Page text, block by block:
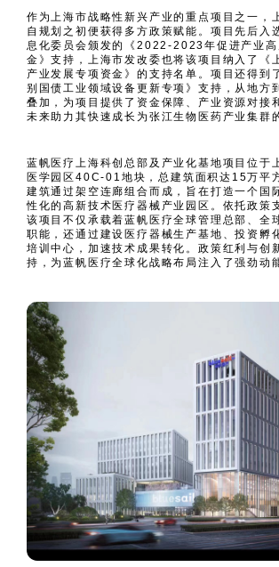
作为上海市战略性新兴产业的重点项目之一，
自规划之初便获得多方政策赋能。项目先后入
息化委员会颁发的《2022-2023年促进产业高
金》支持，上海市发改委也将该项目纳入了《
产业发展专项资金》的支持名单。项目还得到
别国债工业领域设备更新专项》支持，从地方
叠加，为项目提供了资金保障、产业资源对接
未来助力其快速成长为张江生物医药产业集群
蓝帆医疗上海科创总部及产业化基地项目位于
医学园区40C-01地块，总建筑面积达15万平
建筑通过架空连廊组合而成，旨在打造一个国
性化的高新技术医疗器械产业园区。依托政策
该项目不仅承载着蓝帆医疗全球管理总部、全
职能，还通过建设医疗器械生产基地、投资孵
培训中心，加速技术成果转化。政策红利与创
持，为蓝帆医疗全球化战略布局注入了强劲动